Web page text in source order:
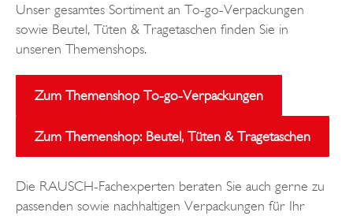
Unser gesamtes Sortiment an To-go-Verpackungen
sowie Beutel, Tüten & Tragetaschen finden Sie in
unseren Themenshops.
Zum Themenshop To-go-Verpackungen
Zum Themenshop: Beutel, Tüten & Tragetaschen
Die RAUSCH-Fachexperten beraten Sie auch gerne zu
passenden sowie nachhaltigen Verpackungen für Ihr